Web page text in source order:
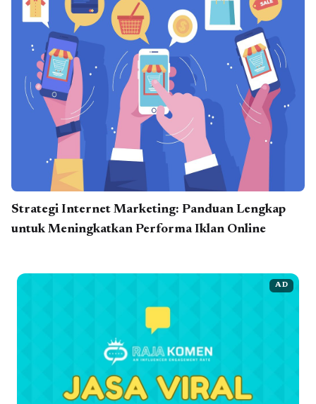
Strategi Internet Marketing: Panduan Lengkap
untuk Meningkatkan Performa Iklan Online
AD